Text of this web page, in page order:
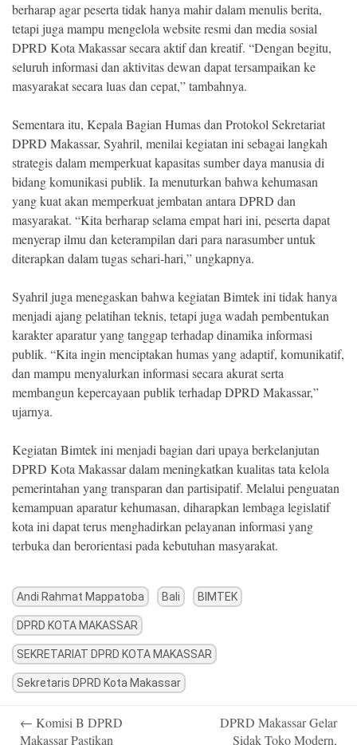
berharap agar peserta tidak hanya mahir dalam menulis berita,
tetapi juga mampu mengelola website resmi dan media sosial
DPRD Kota Makassar secara aktif dan kreatif. “Dengan begitu,
seluruh informasi dan aktivitas dewan dapat tersampaikan ke
masyarakat secara luas dan cepat,” tambahnya.
Sementara itu, Kepala Bagian Humas dan Protokol Sekretariat
DPRD Makassar, Syahril, menilai kegiatan ini sebagai langkah
strategis dalam memperkuat kapasitas sumber daya manusia di
bidang komunikasi publik. Ia menuturkan bahwa kehumasan
yang kuat akan memperkuat jembatan antara DPRD dan
masyarakat. “Kita berharap selama empat hari ini, peserta dapat
menyerap ilmu dan keterampilan dari para narasumber untuk
diterapkan dalam tugas sehari-hari,” ungkapnya.
Syahril juga menegaskan bahwa kegiatan Bimtek ini tidak hanya
menjadi ajang pelatihan teknis, tetapi juga wadah pembentukan
karakter aparatur yang tanggap terhadap dinamika informasi
publik. “Kita ingin menciptakan humas yang adaptif, komunikatif,
dan mampu menyalurkan informasi secara akurat serta
membangun kepercayaan publik terhadap DPRD Makassar,”
ujarnya.
Kegiatan Bimtek ini menjadi bagian dari upaya berkelanjutan
DPRD Kota Makassar dalam meningkatkan kualitas tata kelola
pemerintahan yang transparan dan partisipatif. Melalui penguatan
kemampuan aparatur kehumasan, diharapkan lembaga legislatif
kota ini dapat terus menghadirkan pelayanan informasi yang
terbuka dan berorientasi pada kebutuhan masyarakat.
Andi Rahmat Mappatoba Bali BIMTEK
DPRD KOTA MAKASSAR
SEKRETARIAT DPRD KOTA MAKASSAR
Sekretaris DPRD Kota Makassar
navigation
← Komisi B DPRD
Makassar Pastikan
DPRD Makassar Gelar
Sidak Toko Modern,